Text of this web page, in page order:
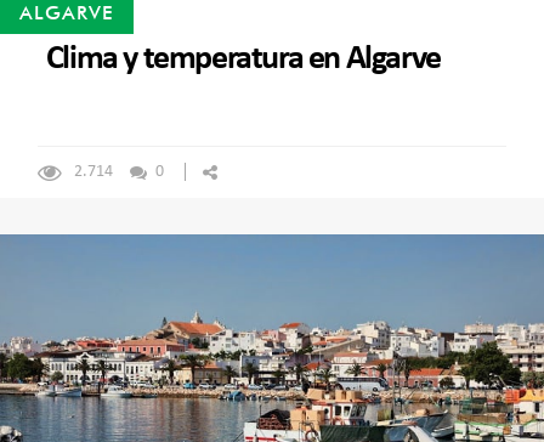
ALGARVE
Clima y temperatura en Algarve
2.714 0